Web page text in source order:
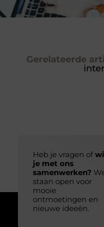
Gerelateerde
Heb je vragen of
je met ons
samenwerken?
staan open voor
mooie
ontmoetingen en
nieuwe ideeën.